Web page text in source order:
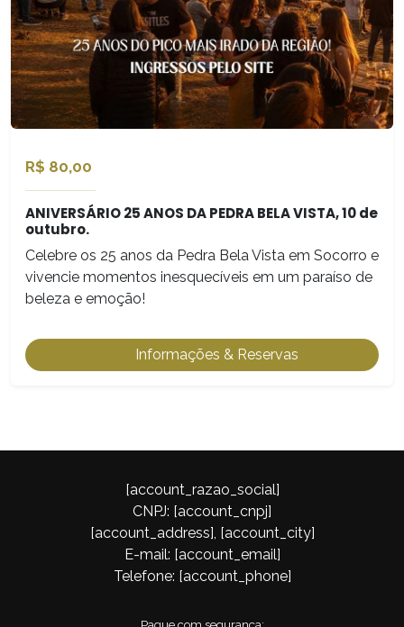
R$ 80,00
ANIVERSÁRIO 25 ANOS DA PEDRA BELA VISTA, 10 de
outubro.
Celebre os 25 anos da Pedra Bela Vista em Socorro e
vivencie momentos inesquecíveis em um paraíso de
beleza e emoção!
Informações & Reservas
[account_razao_social]
CNPJ: [account_cnpj]
[account_address], [account_city]
E-mail: [account_email]
Telefone: [account_phone]